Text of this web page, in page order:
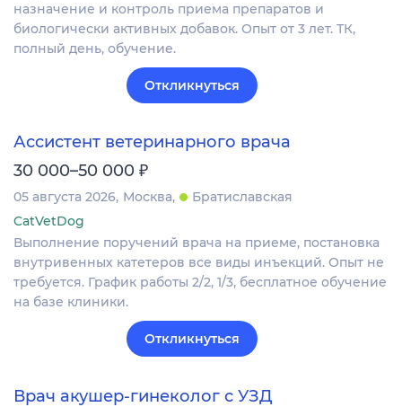
назначение и контроль приема препаратов и
биологически активных добавок. Опыт от 3 лет. ТК,
полный день, обучение.
Откликнуться
Ассистент ветеринарного врача
30 000–50 000 ₽
05 августа 2026 Москва
Братиславская
CatVetDog
Выполнение поручений врача на приеме, постановка
внутривенных катетеров все виды инъекций. Опыт не
требуется. График работы 2/2, 1/3, бесплатное обучение
на базе клиники.
Откликнуться
Врач акушер-гинеколог с УЗД